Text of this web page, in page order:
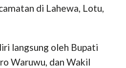
di Lahewa, Lotu,
langsung oleh Bupati
Waruwu, dan Wakil